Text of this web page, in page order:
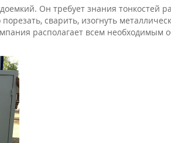
Он требует знания тонкостей
сварить, изогнуть
располагает всем необходимым